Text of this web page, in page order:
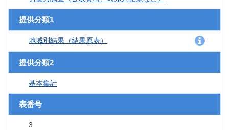
提供分類1
地域別結果（結果原表）
提供分類2
基本集計
表番号
3